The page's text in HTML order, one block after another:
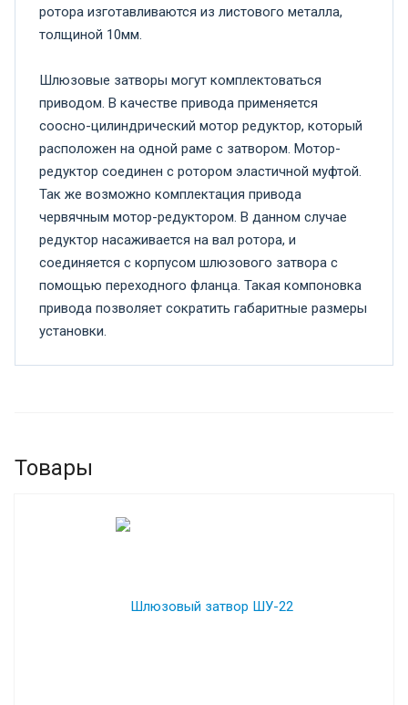
ротора изготавливаются из листового металла,
толщиной 10мм.
Шлюзовые затворы могут комплектоваться
приводом. В качестве привода применяется
соосно-цилиндрический мотор редуктор, который
расположен на одной раме с затвором. Мотор-
редуктор соединен с ротором эластичной муфтой.
Так же возможно комплектация привода
червячным мотор-редуктором. В данном случае
редуктор насаживается на вал ротора, и
соединяется с корпусом шлюзового затвора с
помощью переходного фланца. Такая компоновка
привода позволяет сократить габаритные размеры
установки.
Товары